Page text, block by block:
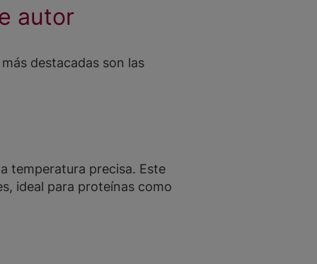
autor
destacadas son las
temperatura precisa. Este
ideal para proteínas como